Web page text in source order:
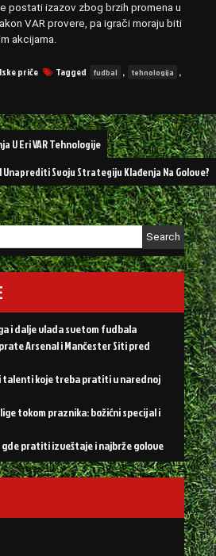
postati izazov zbog brzih promena u
VAR provere, pa igrači moraju biti
akcijama.
priče Tagged fudbal , tehnologija ,
U Eri VAR Tehnologije
Unaprediti Svoju Strategiju Klađenja Na Golove?
i dalje vlada svetom fudbala
Arsenal i Mančester Siti pred
talenti koje treba pratiti u narednoj
tokom praznika: božićni specijal i
pratiti izveštaje i najbrže golove